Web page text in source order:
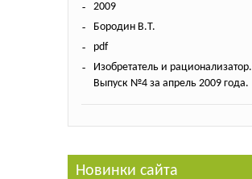
2009
Бородин В.Т.
pdf
Изобретатель и рационализатор.
Выпуск №4 за апрель 2009 года.
Новинки сайта